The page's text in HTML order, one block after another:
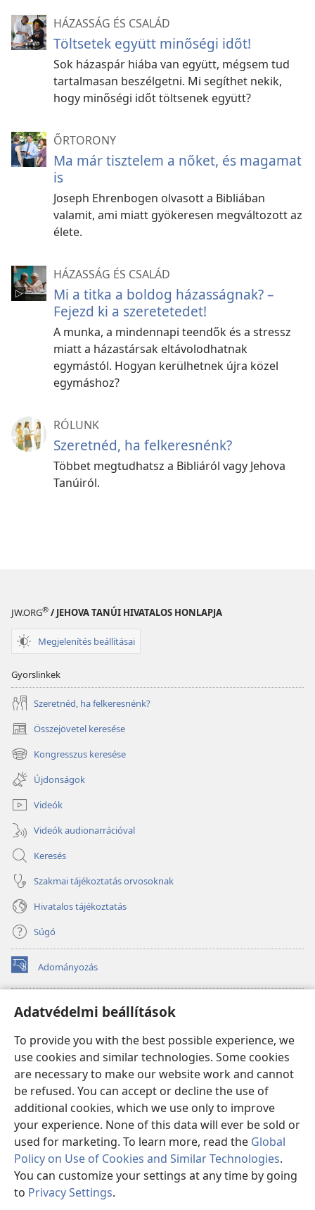
Adatvédelmi beállítások
To provide you with the best possible experience, we
use cookies and similar technologies. Some cookies
are necessary to make our website work and cannot
be refused. You can accept or decline the use of
additional cookies, which we use only to improve
your experience. None of this data will ever be sold or
used for marketing. To learn more, read the Global
Policy on Use of Cookies and Similar Technologies.
You can customize your settings at any time by going
to Privacy Settings.
HÁZASSÁG ÉS CSALÁD
Töltsetek együtt minőségi időt!
Sok házaspár hiába van együtt, mégsem tud
tartalmasan beszélgetni. Mi segíthet nekik,
hogy minőségi időt töltsenek együtt?
ŐRTORONY
Ma már tisztelem a nőket, és magamat
is
Joseph Ehrenbogen olvasott a Bibliában
valamit, ami miatt gyökeresen megváltozott az
élete.
HÁZASSÁG ÉS CSALÁD
Mi a titka a boldog házasságnak? –
Fejezd ki a szeretetedet!
A munka, a mindennapi teendők és a stressz
miatt a házastársak eltávolodhatnak
egymástól. Hogyan kerülhetnek újra közel
egymáshoz?
RÓLUNK
Szeretnéd, ha felkeresnénk?
Többet megtudhatsz a Bibliáról vagy Jehova
Tanúiról.
JW.ORG® / JEHOVA TANÚI HIVATALOS HONLAPJA
Megjelenítés beállításai
Gyorslinkek
Szeretnéd, ha felkeresnénk?
Összejövetel keresése
(opens
new
window)
Kongresszus keresése
(opens
new
window)
Újdonságok
Videók
Videók audionarrációval
Keresés
Szakmai tájékoztatás orvosoknak
Hivatalos tájékoztatás
Súgó
Adományozás
(opens
new
Őrtorony ONLINE KÖNYVTÁR
(opens
window)JW Hub
(opens
new
window)JW Library
Watchtower Library
Copyright© 2026 Watch Tower Bible and Tract Society of Pennsylvania.
FELHASZNÁLÁSI FELTÉTELEK
ADATVÉDELMI BEÁLLÍTÁSOK